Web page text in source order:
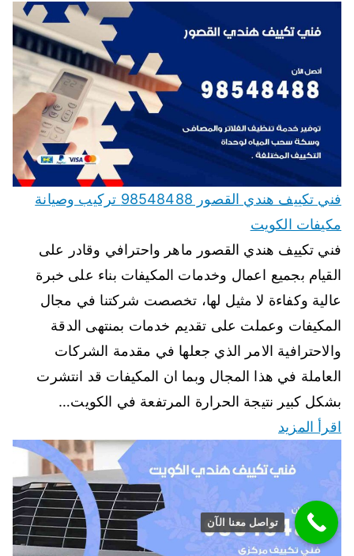
فني تكييف هندي القصور 98548488 تركيب وصيانة
مكيفات الكويت
فني تكييف هندي القصور ماهر واحترافي وقادر على
القيام بجميع اعمال وخدمات المكيفات بناء على خبرة
عالية وكفاءة لا مثيل لها، تخصصت شركتنا في مجال
المكيفات وعملت على تقديم خدمات بمنتهى الدقة
والاحترافية الامر الذي جعلها في مقدمة الشركات
العاملة في هذا المجال وبما ان المكيفات قد انتشرت
بشكل كبير نتيجة الحرارة المرتفعة في الكويت…
اقرأ المزيد
تواصل معنا الآن